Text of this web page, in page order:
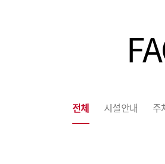
메가박스
북타운
챔피언 더 블랙벨트
잇
카페
전체 시설안내 주